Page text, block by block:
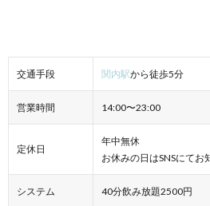
交通手段 関内駅から徒歩5分
営業時間 14:00〜23:00
定休日
年中無休
お休みの日はSNSにてお
システム 40分飲み放題2500円